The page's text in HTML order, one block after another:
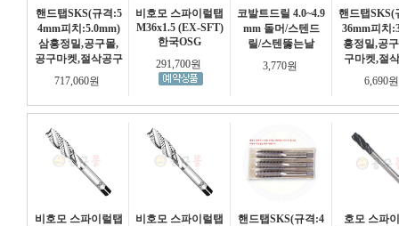
핸드탭SKS(규격:5
4mm피치:5.0mm)
삼흥정밀,공구몰,
공구마켓,절삭공구
717,060원
비호모 스파이럴탭
M36x1.5 (EX-SFT)
한국OSG
291,700원
코발트드릴 4.0~4.9
mm 돌머/스텐드
릴/스텐뚫는날
3,770원
핸드탭SKS(
36mm피치
흥정밀,공
구마켓,절
6,690
비호모 스파이럴탭
비호모 스파이럴탭
핸드탭SKS(규격:4
호모 스파